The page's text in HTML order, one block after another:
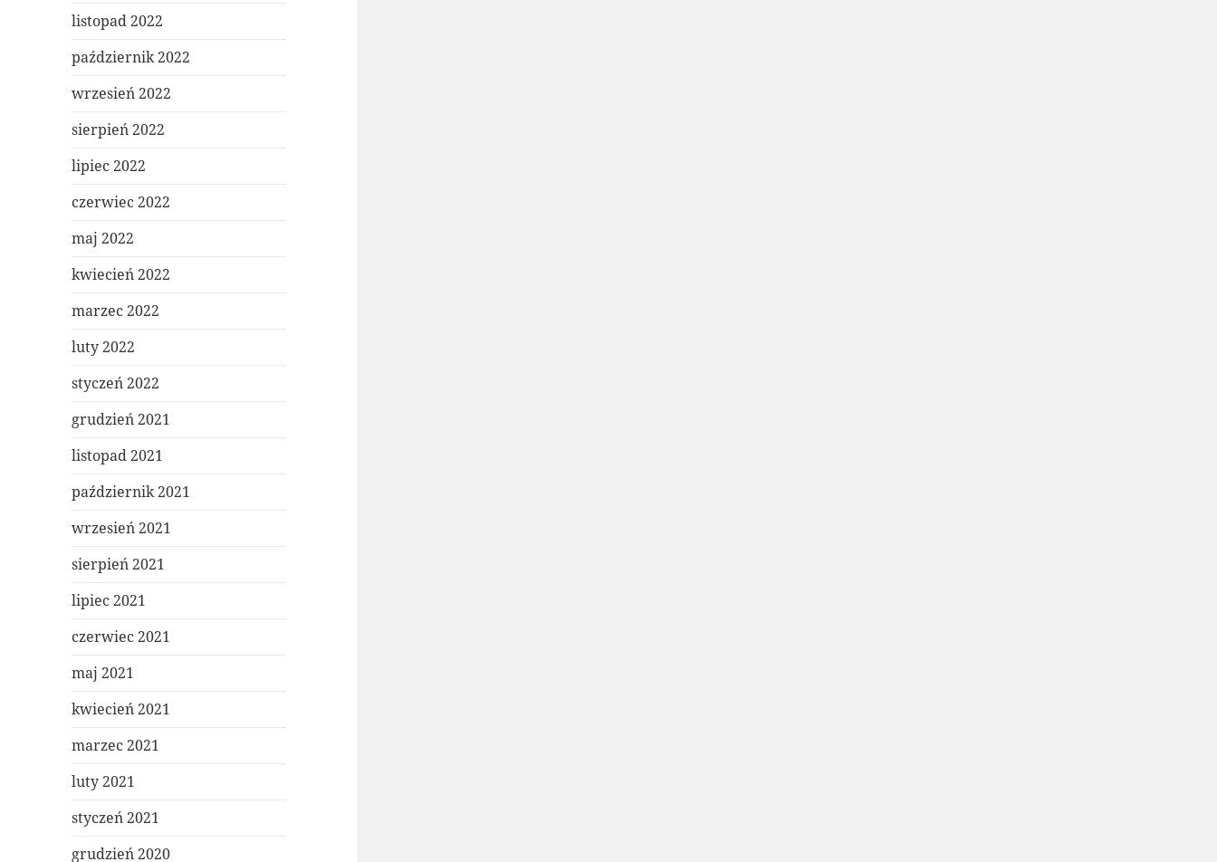
listopad 2022
październik 2022
wrzesień 2022
sierpień 2022
lipiec 2022
czerwiec 2022
maj 2022
kwiecień 2022
marzec 2022
luty 2022
styczeń 2022
grudzień 2021
listopad 2021
październik 2021
wrzesień 2021
sierpień 2021
lipiec 2021
czerwiec 2021
maj 2021
kwiecień 2021
marzec 2021
luty 2021
styczeń 2021
grudzień 2020